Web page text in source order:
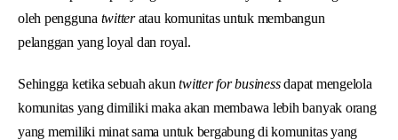
oleh pengguna twitteratau komunitas untuk membangun
pelanggan yang loyal dan royal.
Sehingga ketika sebuah akun twitter for businessdapat mengelola
komunitas yang dimiliki maka akan membawa lebih banyak orang
yang memiliki minat sama untuk bergabung di komunitas yang